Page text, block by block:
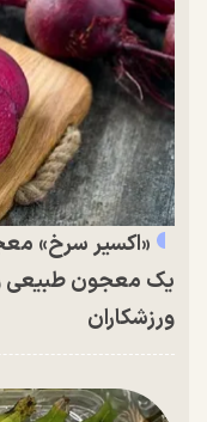
«اکسیر سرخ»
یک معجون طبیعی و
ورزشکاران